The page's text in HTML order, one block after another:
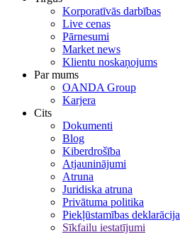
Korporatīvās darbības
Live cenas
Pārnesumi
Market news
Klientu noskaņojums
Par mums
OANDA Group
Karjera
Cits
Dokumenti
Blog
Kiberdrošība
Atjauninājumi
Atruna
Juridiska atruna
Privātuma politika
Piekļūstamības deklarācija
Sīkfailu iestatījumi